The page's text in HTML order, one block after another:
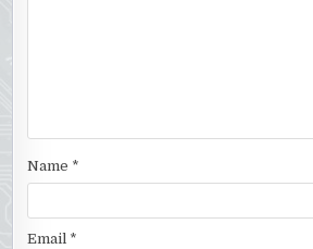
Name *
Email *